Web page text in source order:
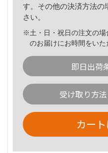
す。その他の決済方法の
さい。
※土・日・祝日の注文の場
のお届けにお時間をいた
即日出荷
受け取り方
カー